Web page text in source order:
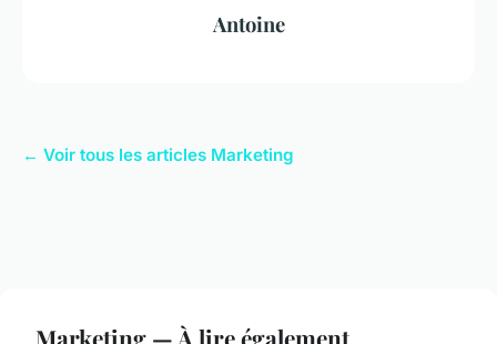
Antoine
← Voir tous les articles Marketing
Marketing — À lire également